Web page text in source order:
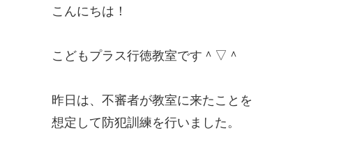
こんにちは！
こどもプラス行徳教室です＾▽＾
昨日は、不審者が教室に来たことを
想定して防犯訓練を行いました。